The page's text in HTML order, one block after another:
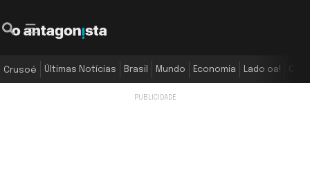
Crusoé Últimas Notícias Brasil Mundo Economia Lado oa!